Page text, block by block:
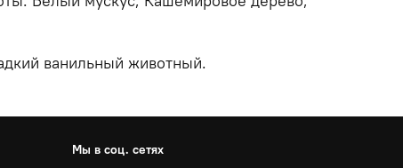
ванильный животный.
Мы в соц. сетях